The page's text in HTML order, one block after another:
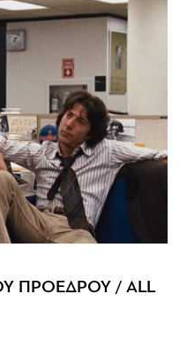
ΠΡΟΕΔΡΟΥ / ALL